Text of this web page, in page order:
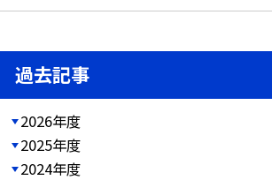
過去記事
2026年度
2025年度
2024年度